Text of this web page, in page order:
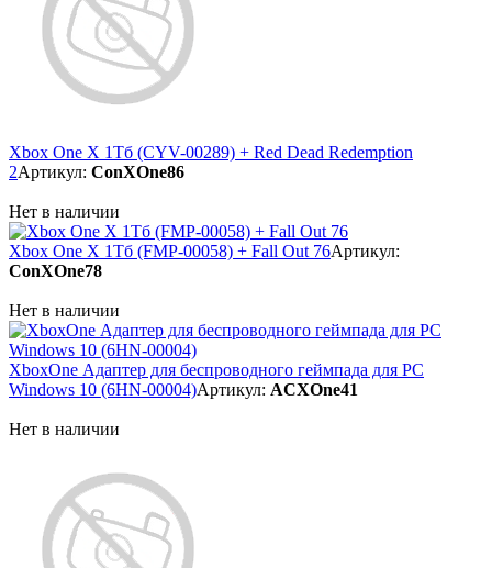
Xbox One X 1Тб (CYV-00289) + Red Dead Redemption
2Артикул: ConXOne86
Нет в наличии
Xbox One X 1Тб (FMP-00058) + Fall Out 76Артикул:
ConXOne78
Нет в наличии
XboxOne Адаптер для беспроводного геймпада для РС
Windows 10 (6HN-00004)Артикул: ACXOne41
Нет в наличии